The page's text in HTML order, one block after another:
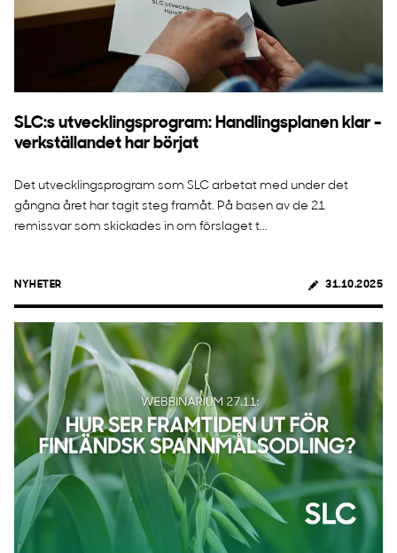
SLC:s utvecklingsprogram: Handlingsplanen klar -
verkställandet har börjat
Det utvecklingsprogram som SLC arbetat med under det
gångna året har tagit steg framåt. På basen av de 21
remissvar som skickades in om förslaget t...
NYHETER 31.10.2025